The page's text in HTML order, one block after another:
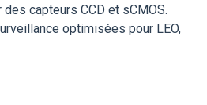
capteurs CCD et sCMOS.
optimisées pour LEO,